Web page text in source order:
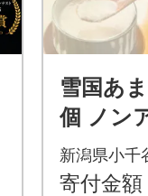
雪国あ
個 ノン
糖不使
潟県 小
新潟県小千
寄付金額